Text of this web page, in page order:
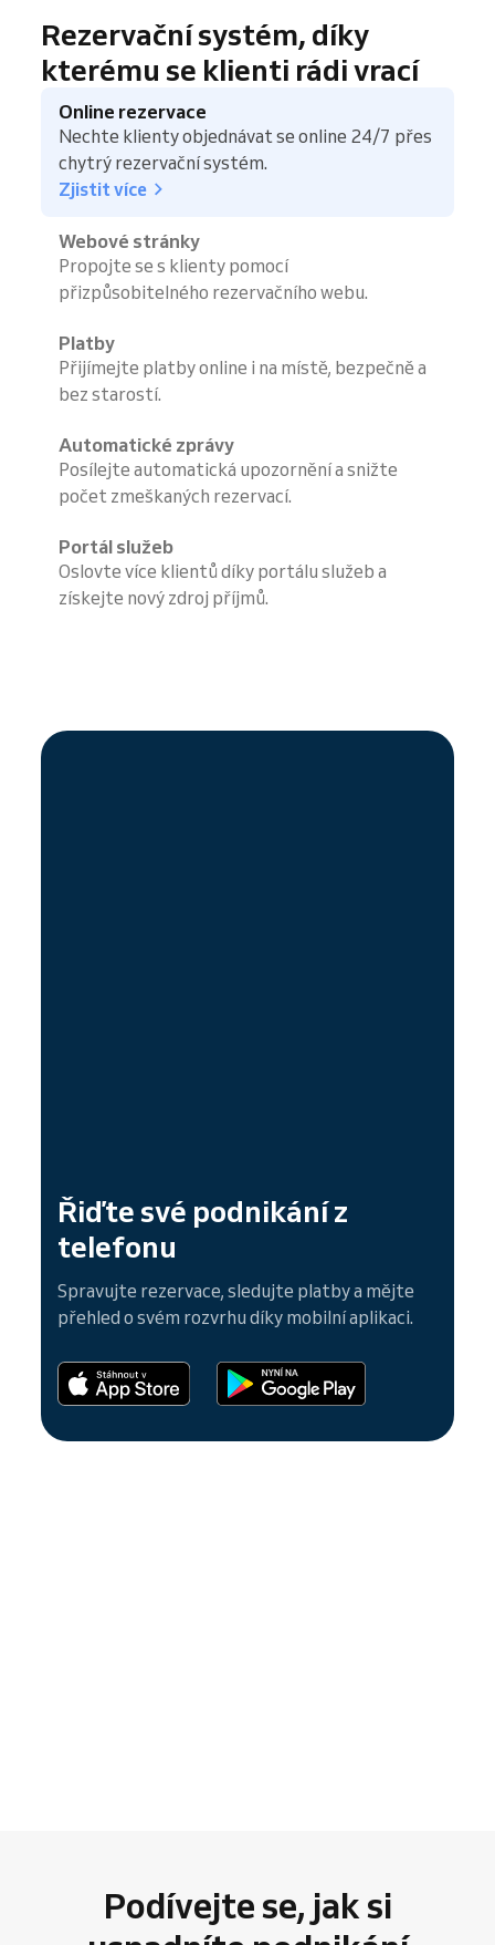
Rezervační systém, díky
kterému se klienti rádi vrací
Online rezervace
Nechte klienty objednávat se online 24/7 přes
chytrý rezervační systém.
Zjistit více
Webové stránky
Propojte se s klienty pomocí
přizpůsobitelného rezervačního webu.
Platby
Přijímejte platby online i na místě, bezpečně a
bez starostí.
Automatické zprávy
Posílejte automatická upozornění a snižte
počet zmeškaných rezervací.
Portál služeb
Oslovte více klientů díky portálu služeb a
získejte nový zdroj příjmů.
Řiďte své podnikání z
telefonu
Spravujte rezervace, sledujte platby a mějte
přehled o svém rozvrhu díky mobilní aplikaci.
Podívejte se, jak si